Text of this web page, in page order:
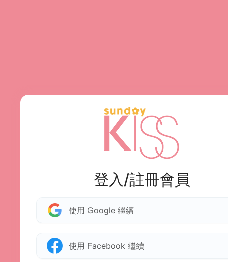
登入/註冊會員
使用 Google 繼續
使用 Facebook 繼續